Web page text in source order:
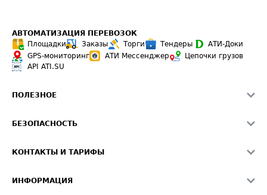
АВТОМАТИЗАЦИЯ ПЕРЕВОЗОК
Площадки
Заказы Торги Тендеры
АТИ-Доки
GPS-мониторинг
АТИ Мессенджер
Цепочки грузов
API ATI.SU
ПОЛЕЗНОЕ
Звезды ATI.SU на вашем сайте
Средние ставки
БЕЗОПАСНОСТЬ
Светофор+
КОНТАКТЫ И ТАРИФЫ
ИНФОРМАЦИЯ